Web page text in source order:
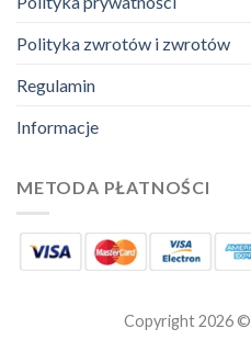
Polityka zwrotów i zwrotów
Regulamin
Informacje
METODA PŁATNOŚCI
Copyright 2026 ©